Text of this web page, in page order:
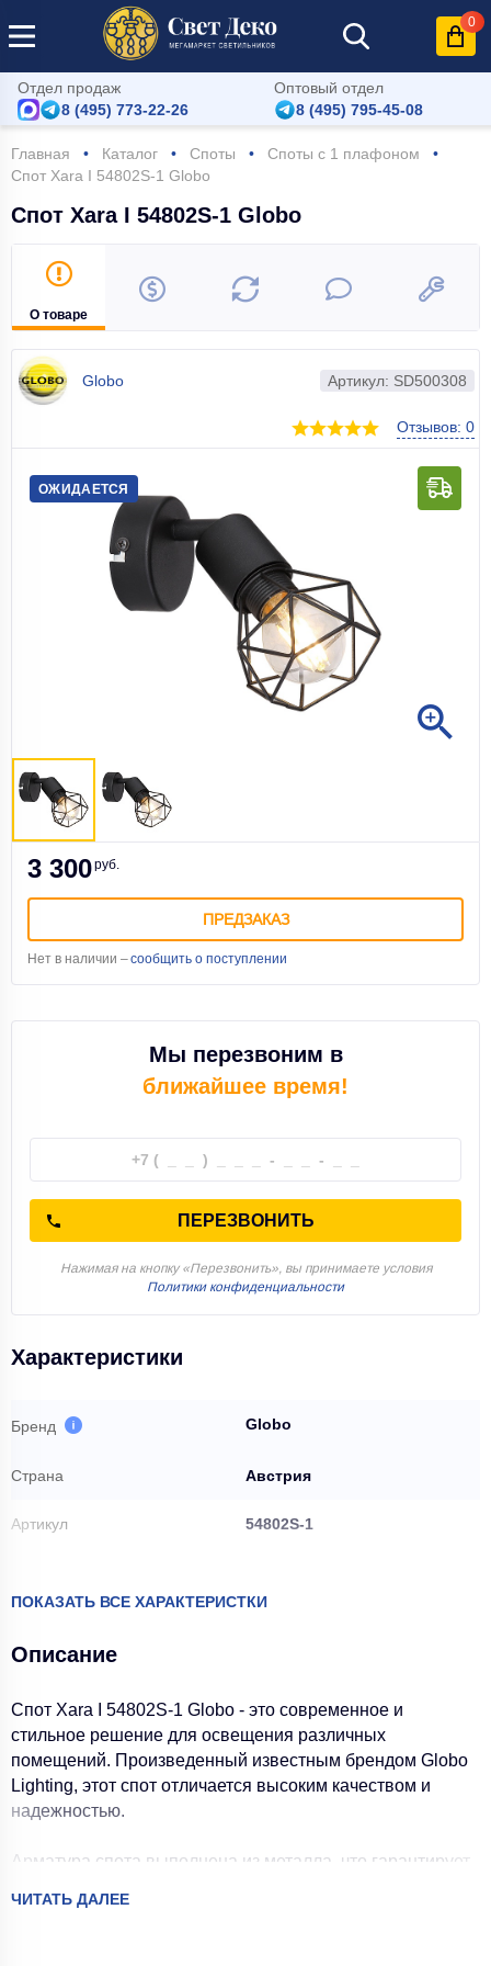
0
Отдел продаж
8 (495) 773-22-26
Оптовый отдел
8 (495) 795-45-08
Главная Каталог Споты
Споты с 1 плафоном
Спот Xara I 54802S-1 Globo
Спот Xara I 54802S-1 Globo
О товаре
Globo Артикул: SD500308
Отзывов: 0
ОЖИДАЕТСЯ
3 300руб.
ПРЕДЗАКАЗ
Нет в наличии –сообщить о поступлении
Мы перезвоним в
ближайшее время!
ПЕРЕЗВОНИТЬ
Нажимая на кнопку «Перезвонить», вы принимаете условия
Политики конфиденциальности
Характеристики
Бренд Globo
Страна Австрия
Артикул 54802S-1
Артикул 54802S-1
Базовая единица шт
Производитель
Высота коробки, мм 85
Тип товара
ПОКАЗАТЬ ВСЕ ХАРАКТЕРИСТКИ
Описание
Спот Xara I 54802S-1 Globo - это современное и
стильное решение для освещения различных
помещений. Произведенный известным брендом Globo
Lighting, этот спот отличается высоким качеством и
надежностью.
Арматура спота выполнена из металла, что гарантирует
воздействиям. Цвет арматуры - черный, что позволяет
ЧИТАТЬ ДАЛЕЕ